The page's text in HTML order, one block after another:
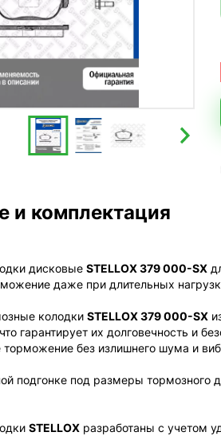
и комплектация
дисковые STELLOX 379 000-SX
даже при длительных
колодки STELLOX 379 000-SX
гарантирует их долговечность и
торможение без излишнего шума и
подгонке под размеры тормозного
STELLOX разработаны с учетом